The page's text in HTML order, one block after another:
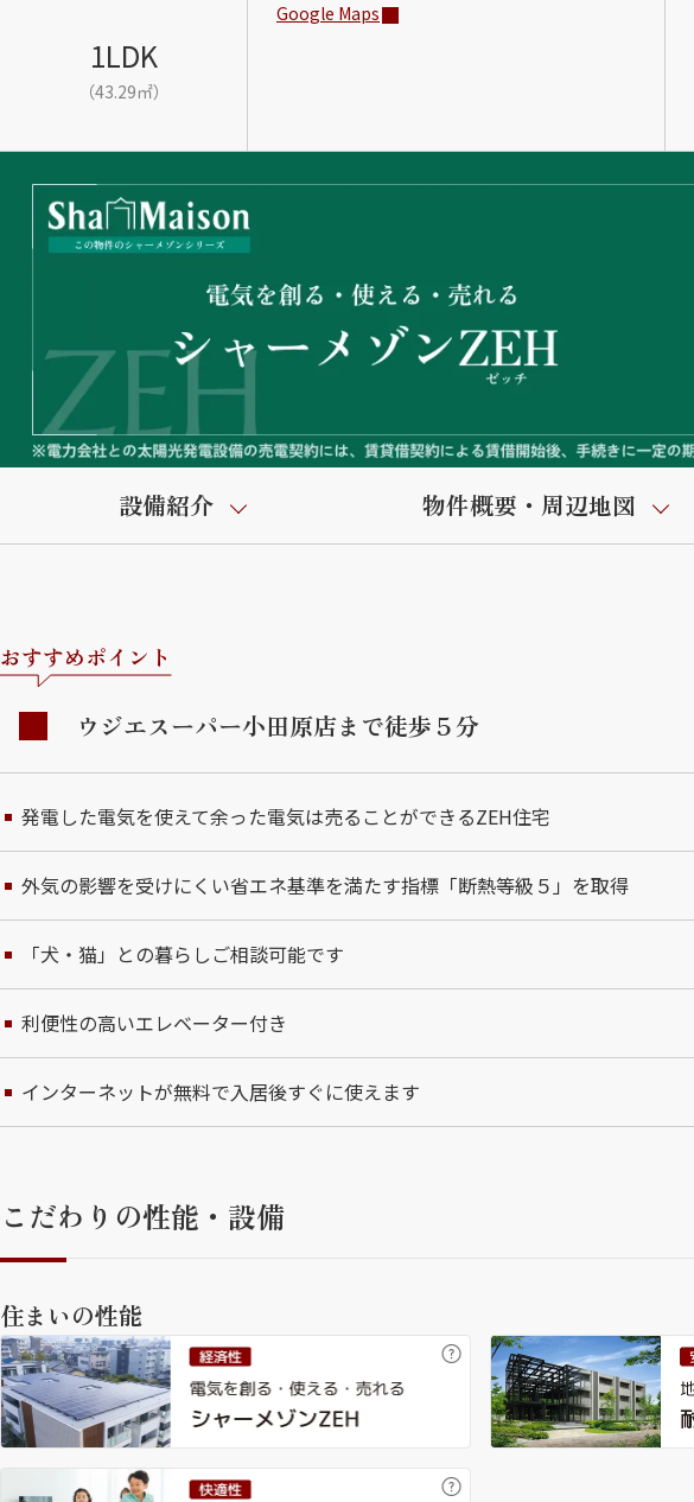
1LDK
（43.29㎡）
Google Maps
設備紹介 物件概要・周辺地図
おすすめポイント
ウジエスーパー小田原店まで徒歩５分
発電した電気を使えて余った電気は売ることができるZEH住宅
外気の影響を受けにくい省エネ基準を満たす指標「断熱等級５」を取得
「犬・猫」との暮らしご相談可能です
利便性の高いエレベーター付き
インターネットが無料で入居後すぐに使えます
こだわりの性能・設備
住まいの性能